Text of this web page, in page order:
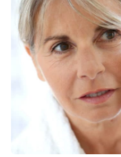
el primer momento